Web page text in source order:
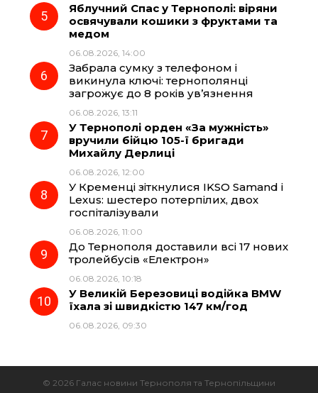
Яблучний Спас у Тернополі: віряни
освячували кошики з фруктами та
медом
06.08.2026, 14:00
Забрала сумку з телефоном і
викинула ключі: тернополянці
загрожує до 8 років ув’язнення
06.08.2026, 13:11
У Тернополі орден «За мужність»
вручили бійцю 105-ї бригади
Михайлу Дерлиці
06.08.2026, 12:00
У Кременці зіткнулися IKSO Samand і
Lexus: шестеро потерпілих, двох
госпіталізували
06.08.2026, 11:00
До Тернополя доставили всі 17 нових
тролейбусів «Електрон»
06.08.2026, 10:18
У Великій Березовиці водійка BMW
їхала зі швидкістю 147 км/год
06.08.2026, 09:30
© 2026 Галас новини Тернополя та Тернопільщини